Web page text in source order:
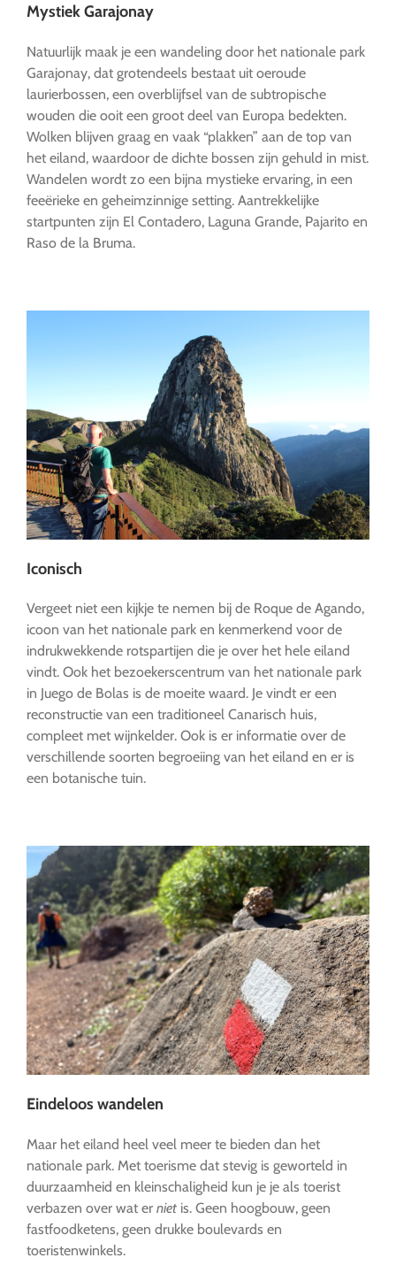
Mystiek Garajonay
Natuurlijk maak je een wandeling door het nationale park
Garajonay, dat grotendeels bestaat uit oeroude
laurierbossen, een overblijfsel van de subtropische
wouden die ooit een groot deel van Europa bedekten.
Wolken blijven graag en vaak “plakken” aan de top van
het eiland, waardoor de dichte bossen zijn gehuld in mist.
Wandelen wordt zo een bijna mystieke ervaring, in een
feeërieke en geheimzinnige setting. Aantrekkelijke
startpunten zijn El Contadero, Laguna Grande, Pajarito en
Raso de la Bruma.
Iconisch
Vergeet niet een kijkje te nemen bij de Roque de Agando,
icoon van het nationale park en kenmerkend voor de
indrukwekkende rotspartijen die je over het hele eiland
vindt. Ook het bezoekerscentrum van het nationale park
in Juego de Bolas is de moeite waard. Je vindt er een
reconstructie van een traditioneel Canarisch huis,
compleet met wijnkelder. Ook is er informatie over de
verschillende soorten begroeiing van het eiland en er is
een botanische tuin.
Eindeloos wandelen
Maar het eiland heel veel meer te bieden dan het
nationale park. Met toerisme dat stevig is geworteld in
duurzaamheid en kleinschaligheid kun je je als toerist
verbazen over wat er niet is. Geen hoogbouw, geen
fastfoodketens, geen drukke boulevards en
toeristenwinkels.